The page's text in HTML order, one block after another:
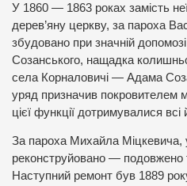
У 1860 — 1863 роках замість
дерев’яну церкву, за пароха
збудовано при значній
Созанського, нащадка
села Корналовичі — Адама
уряд призначив покровителем
цієї функції дотримувалися всі
За пароха Михайла Міцкевича,
реконструйовано — подовжено
Наступний ремонт був 1889